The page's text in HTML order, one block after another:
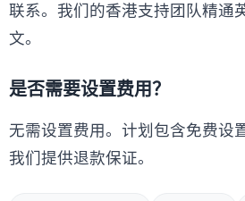
联系。我们的香港支持团队精通
文。
是否需要设置费用？
无需设置费用。计划包含免费设
我们提供退款保证。